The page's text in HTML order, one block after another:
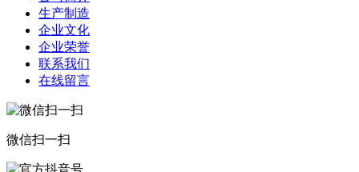
生产制造
企业文化
企业荣誉
联系我们
在线留言
微信扫一扫